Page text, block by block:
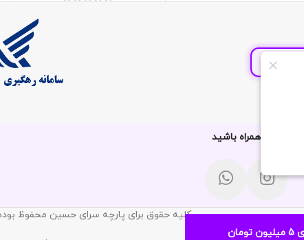
پستی
با ما همراه باشید
کلیه حقوق برای پارچه سرای حسین محفوظ